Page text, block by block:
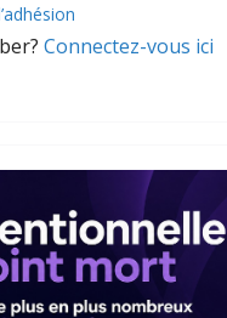
Connectez-vous ici